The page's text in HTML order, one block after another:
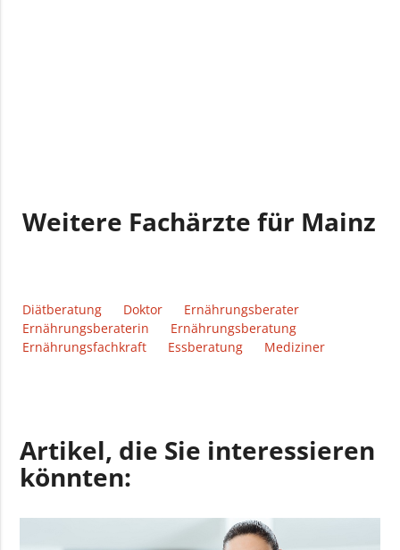
Weitere Fachärzte für Mainz
Diätberatung Doktor
Ernährungsberater
Ernährungsberaterin
Ernährungsberatung
Ernährungsfachkraft
Essberatung Mediziner
Artikel, die Sie interessieren
könnten: